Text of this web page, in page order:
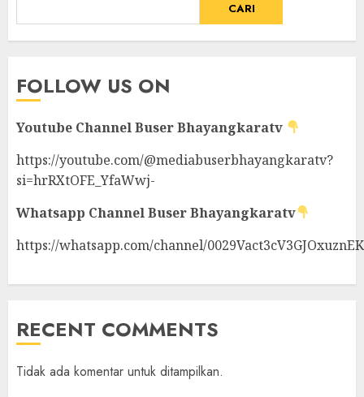
CARI
FOLLOW US ON
Youtube ChannelBuser Bhayangkaratv
https://youtube.com/@mediabuserbhayangkaratv?
si=hrRXtOFE_YfaWwj-
Whatsapp ChannelBuser Bhayangkaratv
https://whatsapp.com/channel/
RECENT COMMENTS
Tidak ada komentar untuk ditampilkan.